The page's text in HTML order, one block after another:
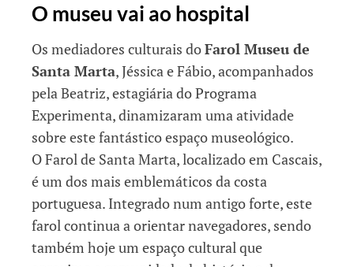
O museu vai ao hospital
Os mediadores culturais doFarol Museu de
Santa Marta, Jéssica e Fábio, acompanhados
pela Beatriz, estagiária do Programa
Experimenta, dinamizaram uma atividade
sobre este fantástico espaço museológico.
O Farol de Santa Marta, localizado em Cascais,
é um dos mais emblemáticos da costa
portuguesa. Integrado num antigo forte, este
farol continua a orientar navegadores, sendo
também hoje um espaço cultural que